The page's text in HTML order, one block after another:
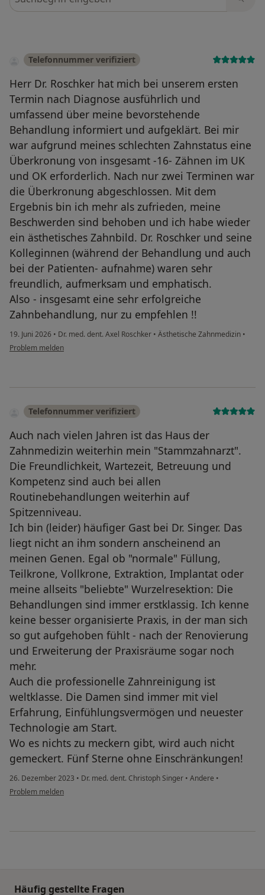
Telefonnummer verifiziert
Herr Dr. Roschker hat mich bei unserem ersten
Termin nach Diagnose ausführlich und
umfassend über meine bevorstehende
Behandlung informiert und aufgeklärt. Bei mir
war aufgrund meines schlechten Zahnstatus eine
Überkronung von insgesamt -16- Zähnen im UK
und OK erforderlich. Nach nur zwei Terminen war
die Überkronung abgeschlossen. Mit dem
Ergebnis bin ich mehr als zufrieden, meine
Beschwerden sind behoben und ich habe wieder
ein ästhetisches Zahnbild. Dr. Roschker und seine
Kolleginnen (während der Behandlung und auch
bei der Patienten- aufnahme) waren sehr
freundlich, aufmerksam und emphatisch.
Also - insgesamt eine sehr erfolgreiche
Zahnbehandlung, nur zu empfehlen !!
19. Juni 2026 • Dr. med. dent. Axel Roschker • Ästhetische Zahnmedizin •
Problem melden
Telefonnummer verifiziert
Auch nach vielen Jahren ist das Haus der
Zahnmedizin weiterhin mein "Stammzahnarzt".
Die Freundlichkeit, Wartezeit, Betreuung und
Kompetenz sind auch bei allen
Routinebehandlungen weiterhin auf
Spitzenniveau.
Ich bin (leider) häufiger Gast bei Dr. Singer. Das
liegt nicht an ihm sondern anscheinend an
meinen Genen. Egal ob "normale" Füllung,
Teilkrone, Vollkrone, Extraktion, Implantat oder
meine allseits "beliebte" Wurzelresektion: Die
Behandlungen sind immer erstklassig. Ich kenne
keine besser organisierte Praxis, in der man sich
so gut aufgehoben fühlt - nach der Renovierung
und Erweiterung der Praxisräume sogar noch
mehr.
Auch die professionelle Zahnreinigung ist
weltklasse. Die Damen sind immer mit viel
Erfahrung, Einfühlungsvermögen und neuester
Technologie am Start.
Wo es nichts zu meckern gibt, wird auch nicht
gemeckert. Fünf Sterne ohne Einschränkungen!
26. Dezember 2023 • Dr. med. dent. Christoph Singer • Andere •
Problem melden
Häufig gestellte Fragen